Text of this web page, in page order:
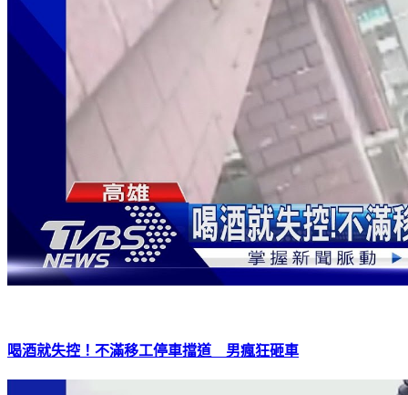
喝酒就失控！不滿移工停車擋道 男瘋狂砸車